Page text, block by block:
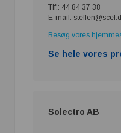
Tlf.: 44 84 37 38
E-mail:
Besøg vores
Se hele vores
Solectro AB